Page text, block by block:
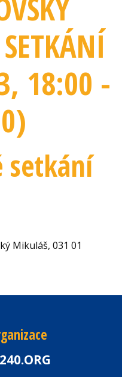
, 18:00 -
)
setkání
Mikuláš, 031 01